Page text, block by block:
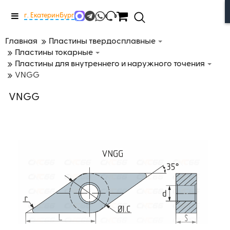
Меню
г. Екатеринбург
Главная
Пластины твердосплавные
Пластины токарные
Пластины для внутреннего и наружного точения
VNGG
VNGG